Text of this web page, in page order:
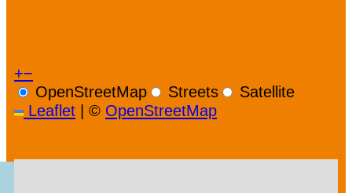
+−
OpenStreetMap
Streets
Satellite
Leaflet | © OpenStreetMap